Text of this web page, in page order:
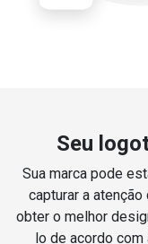
Seu
Sua marca pode
capturar a
obter o melhor
lo de acordo